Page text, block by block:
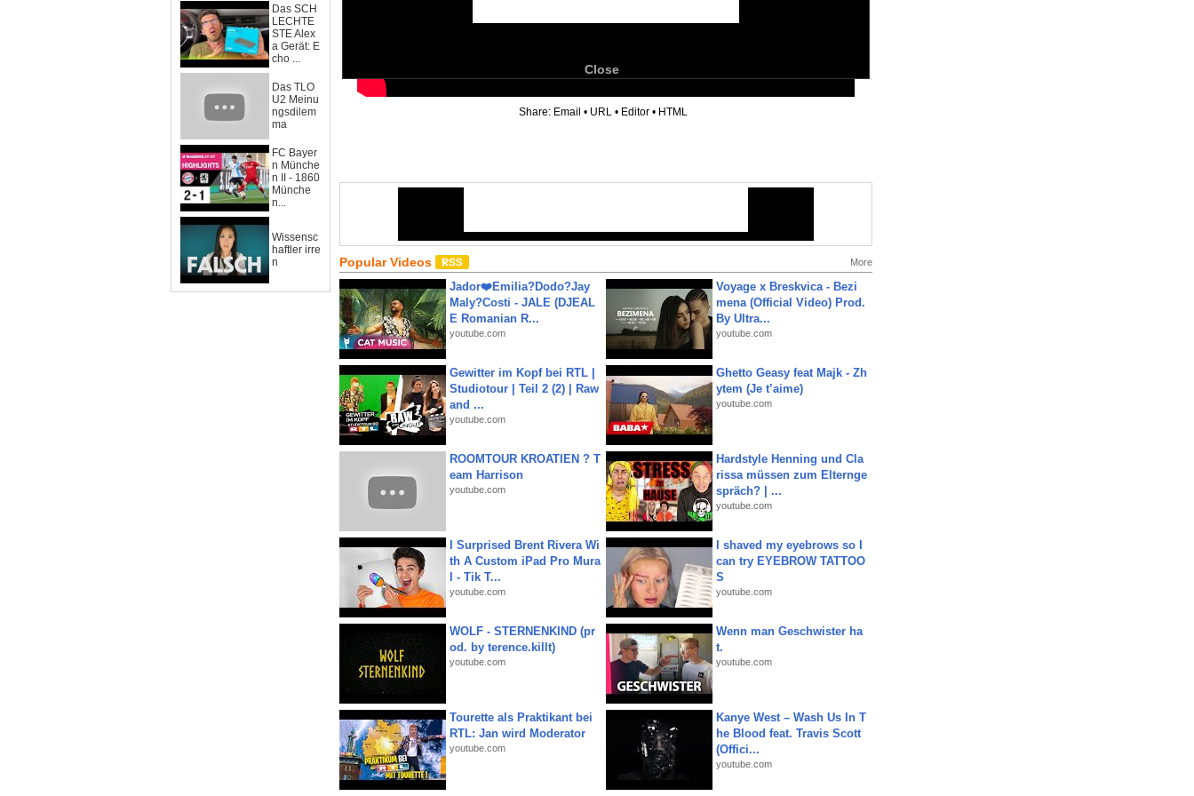
Das SCH
LECHTE
STE Alex
a Gerät: E
cho ...
Das TLO
U2 Meinu
ngsdilem
ma
FC Bayer
n Münche
n II - 1860
Münche
n...
Wissensc
haftler irre
n
Close
Share: Email • URL • Editor • HTML
Popular Videos More
Jador❤️Emilia?Dodo?Jay
Maly?Costi - JALE (DJEAL
E Romanian R...
youtube.com
Voyage x Breskvica - Bezi
mena (Official Video) Prod.
By Ultra...
youtube.com
Gewitter im Kopf bei RTL |
Studiotour | Teil 2 (2) | Raw
and ...
youtube.com
Ghetto Geasy feat Majk - Zh
ytem (Je t’aime)
youtube.com
ROOMTOUR KROATIEN ? T
eam Harrison
youtube.com
Hardstyle Henning und Cla
rissa müssen zum Elternge
spräch? | ...
youtube.com
I Surprised Brent Rivera Wi
th A Custom iPad Pro Mura
l - Tik T...
youtube.com
I shaved my eyebrows so I
can try EYEBROW TATTOO
S
youtube.com
WOLF - STERNENKIND (pr
od. by terence.killt)
youtube.com
Wenn man Geschwister ha
t.
youtube.com
Tourette als Praktikant bei
RTL: Jan wird Moderator
youtube.com
Kanye West – Wash Us In T
he Blood feat. Travis Scott
(Offici...
youtube.com